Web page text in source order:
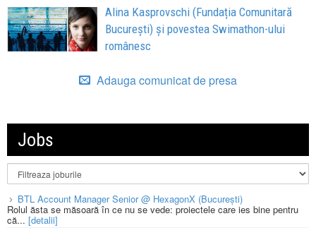
Alina Kasprovschi (Fundația Comunitară
București) și povestea Swimathon-ului
românesc
Adauga comunicat de presa
Jobs
BTL Account Manager Senior @ HexagonX (București)
Rolul ăsta se măsoară în ce nu se vede: proiectele care ies bine pentru
că... [detalii]